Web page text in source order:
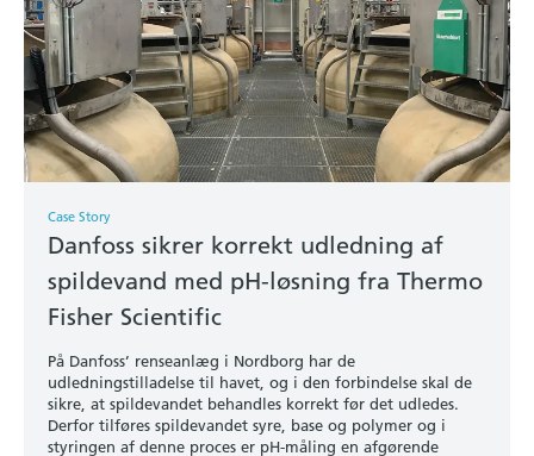
Case Story
Danfoss sikrer korrekt udledning af
spildevand med pH-løsning fra Thermo
Fisher Scientific
På Danfoss’ renseanlæg i Nordborg har de
udledningstilladelse til havet, og i den forbindelse skal de
sikre, at spildevandet behandles korrekt før det udledes.
Derfor tilføres spildevandet syre, base og polymer og i
styringen af denne proces er pH-måling en afgørende